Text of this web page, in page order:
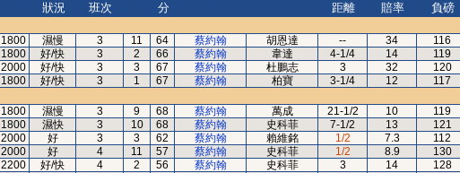
狀況
班次
分
距離
賠率
負磅
1800 濕慢 3 11 64 蔡約翰 胡恩達 -- 34 116
1800 好/快 3 2 66 蔡約翰 韋達 4-1/4 14 119
2000 好/快 3 3 67 蔡約翰 杜鵬志 3 32 120
1800 好/快 3 1 67 蔡約翰 柏寶 3-1/4 12 117
1800 濕慢 3 9 68 蔡約翰 萬成 21-1/2 10 119
1800 濕快 3 10 68 蔡約翰 史科菲 7-1/2 13 121
2000 好 3 3 62 蔡約翰 賴維銘 1/2 7.3 112
2000 好 4 11 57 蔡約翰 史科菲 1/2 8.9 130
2200 好/快 4 2 56 蔡約翰 史科菲 3 14 128